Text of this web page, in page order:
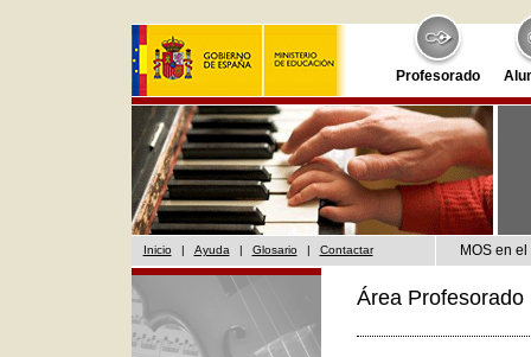
Profesorado
Inicio | Ayuda | Glosario | Contactar MOS en
Área